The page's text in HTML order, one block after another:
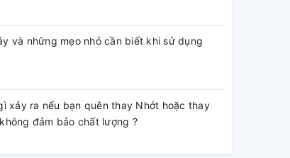
và những mẹo nhỏ cần biết khi sử dụng
xảy ra nếu bạn quên thay Nhớt hoặc thay
đảm bảo chất lượng ?